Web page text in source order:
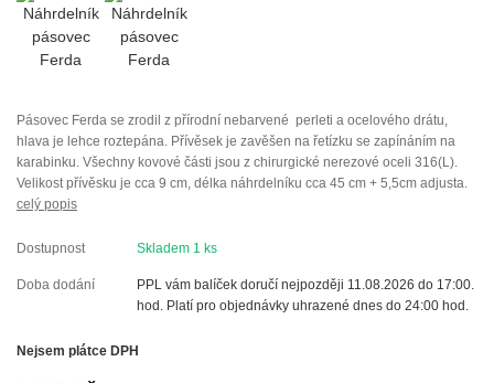
Pásovec Ferda se zrodil z přírodní nebarvené perleti a ocelového drátu,
hlava je lehce roztepána. Přívěsek je zavěšen na řetízku se zapínáním na
karabinku. Všechny kovové části jsou z chirurgické nerezové oceli 316(L).
Velikost přívěsku je cca 9 cm, délka náhrdelníku cca 45 cm + 5,5cm adjusta.
celý popis
Dostupnost Skladem 1 ks
Doba dodání
PPL vám balíček doručí nejpozději 11.08.2026 do 17:00.
hod. Platí pro objednávky uhrazené dnes do 24:00 hod.
Nejsem plátce DPH